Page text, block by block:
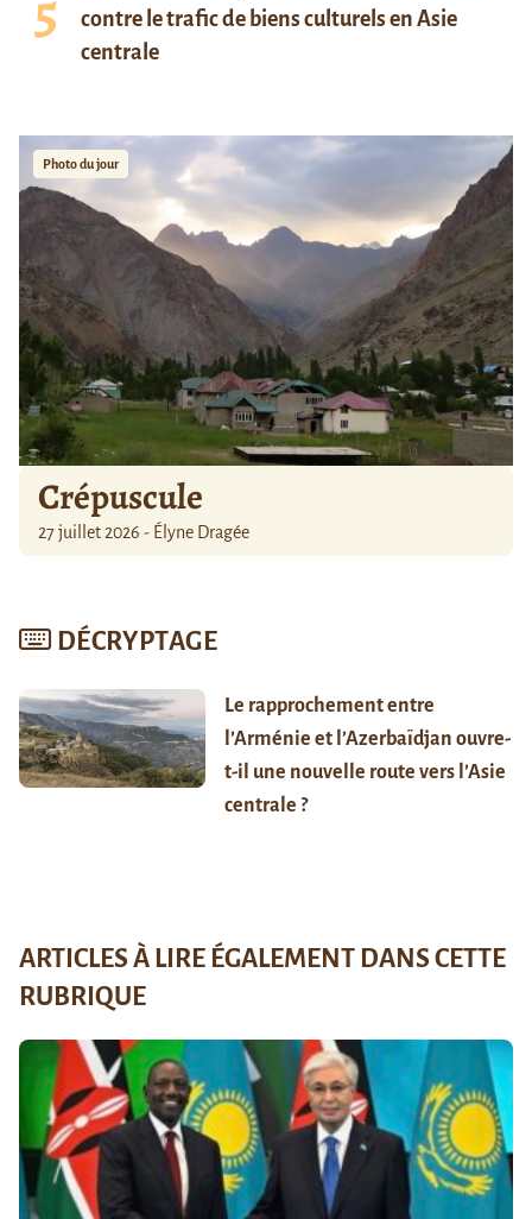
contre le trafic de biens culturels en Asie
centrale
Photo du jour
Crépuscule
27 juillet 2026 - Élyne Dragée
DÉCRYPTAGE
Le rapprochement entre
l’Arménie et l’Azerbaïdjan ouvre-
t-il une nouvelle route vers l’Asie
centrale ?
ARTICLES À LIRE ÉGALEMENT DANS CETTE
RUBRIQUE